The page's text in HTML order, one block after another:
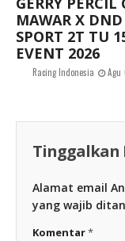
MAWAR X
SPORT 2T TU
EVENT 2026
Racing Indonesia Agu
Tinggalkan
Alamat email
yang wajib
Komentar*